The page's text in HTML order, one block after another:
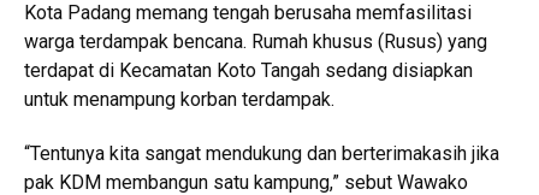
Kota Padang memang tengah berusaha memfasilitasi
warga terdampak bencana. Rumah khusus (Rusus) yang
terdapat di Kecamatan Koto Tangah sedang disiapkan
untuk menampung korban terdampak.
“Tentunya kita sangat mendukung dan berterimakasih jika
pak KDM membangun satu kampung,” sebut Wawako